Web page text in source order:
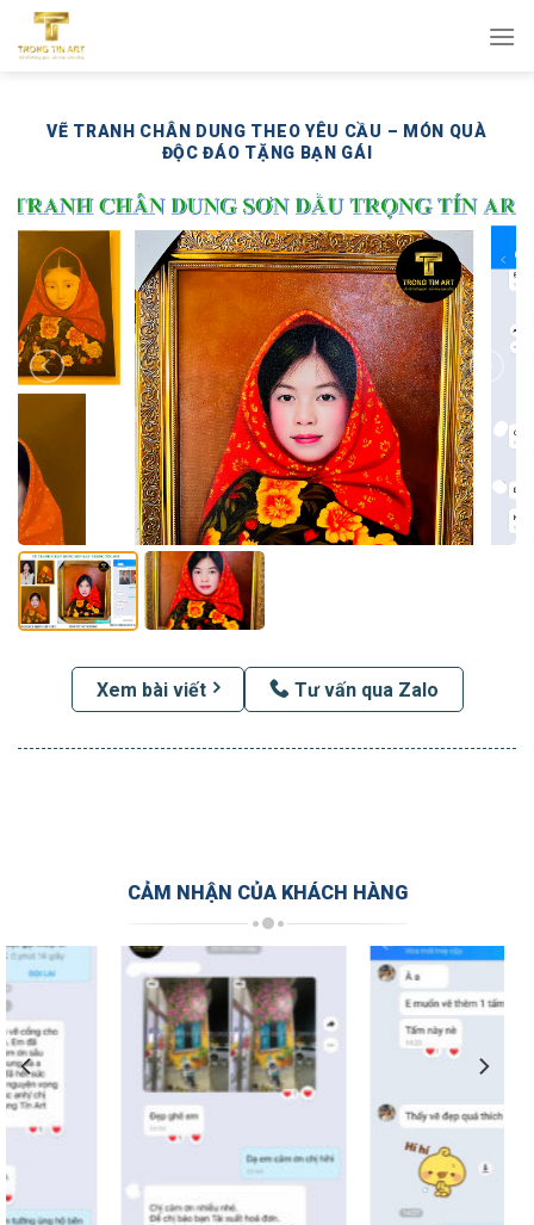
qua
VẼ TRANH CHÂN DUNG THEO YÊU CẦU – MÓN QUÀ
ĐỘC ĐÁO TẶNG BẠN GÁI
Xem bài viết Tư vấn qua Zalo
CẢM NHẬN CỦA KHÁCH HÀNG